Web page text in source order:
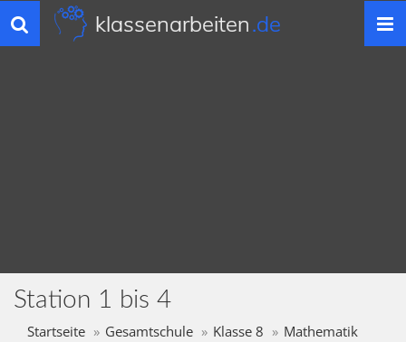
Toggle
navigation
klassenarbeiten.de
Station 1 bis 4
Startseite Gesamtschule Klasse 8
Mathematik